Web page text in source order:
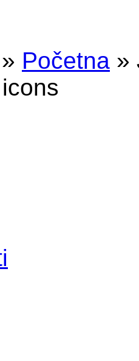
Početna »